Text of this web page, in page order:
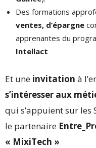
Des formations
ventes, d’épargne
apprenantes du
Intellact
Et une invitation à
s’intéresser aux
qui s’appuient sur les
le partenaire
« MixiTech »